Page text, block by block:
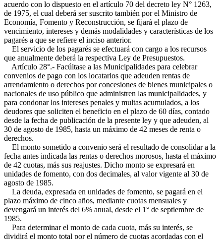
acuerdo con lo dispuesto en el artículo 70 del decreto ley N° 1263,
de 1975, el cual deberá ser suscrito también por el Ministro de
Economía, Fomento y Reconstrucción, se fijará el plazo de
vencimiento, intereses y demás modalidades y características de los
pagarés a que se refiere el inciso anterior.
El servicio de los pagarés se efectuará con cargo a los recursos
que anualmente deberá la respectiva Ley de Presupuestos.
Artículo 28°.- Facúltase a las Municipalidades para celebrar
convenios de pago con los locatarios que adeuden rentas de
arrendamiento o derechos por concesiones de bienes municipales o
nacionales de uso público que administren las municipalidades, y
para condonar los intereses penales y multas acumulados, a los
deudores que soliciten el beneficio en el plazo de 60 días, contado
desde la fecha de publicación de la presente ley y que adeuden, al
30 de agosto de 1985, hasta un máximo de 42 meses de renta o
derechos.
El monto sometido a convenio será el resultado de consolidar a la
fecha antes indicada las rentas o derechos morosos, hasta el máximo
de 42 cuotas, más sus reajustes. Dicho monto se expresará en
unidades de fomento, con dos decimales, al valor vigente al 30 de
agosto de 1985.
La deuda, expresada en unidades de fomento, se pagará en el
plazo máximo de cinco años, mediante cuotas mensuales y
devengará un interés del 6% anual, desde el 1° de septiembre de
1985.
Para determinar el monto de cada cuota, más su interés, se
dividirá el monto total por el número de cuotas acordadas con el